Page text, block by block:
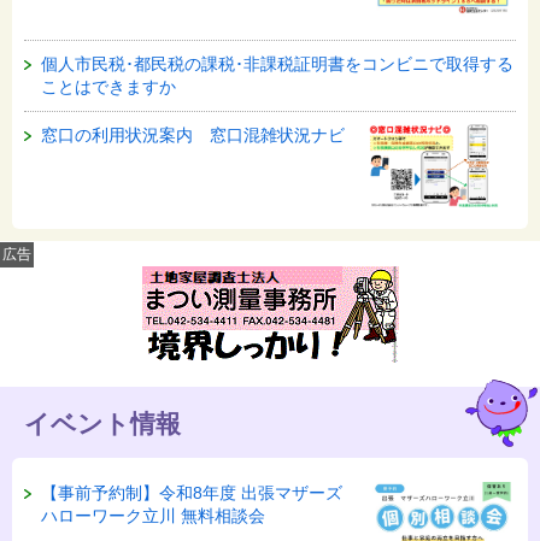
個人市民税･都民税の課税･非課税証明書をコンビニで取得する
ことはできますか
窓口の利用状況案内 窓口混雑状況ナビ
広告
イベント情報
【事前予約制】令和8年度 出張マザーズ
ハローワーク立川 無料相談会